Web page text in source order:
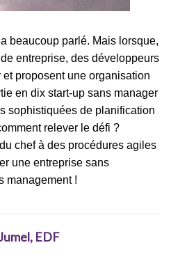
beaucoup parlé. Mais lorsque,
entreprise, des développeurs
proposent une organisation
en dix start-up sans manager
sophistiquées de planification
relever le défi ?
chef à des procédures agiles
une entreprise sans
management !
EDF